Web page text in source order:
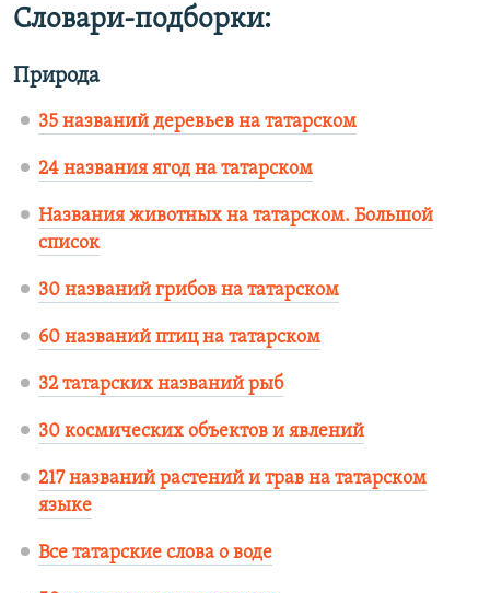
Словари-подборки:
Природа
35 названий деревьев на татарском
24 названия ягод на татарском
Названия животных на татарском. Большой
список
30 названий грибов на татарском
60 названий птиц на татарском
32 татарских названий рыб
30 космических объектов и явлений
217 названий растений и трав на татарском
языке
Все татарские слова о воде